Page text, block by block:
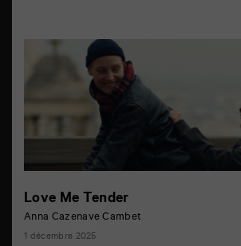
Love Me Tender
Anna Cazenave Cambet
1 décembre 2025